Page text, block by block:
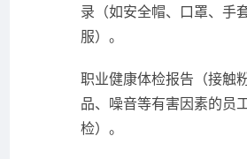
录（如安全帽、口罩、手
服）。
职业健康体检报告（接触
品、噪音等有害因素的员
检）。